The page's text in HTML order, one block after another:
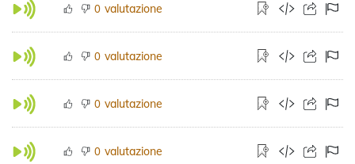
0 valutazione
0 valutazione
0 valutazione
0 valutazione